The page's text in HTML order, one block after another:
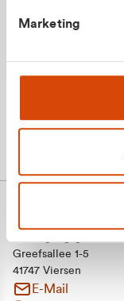
Marketing
Greefsallee 1-5
41747 Viersen
E-Mail